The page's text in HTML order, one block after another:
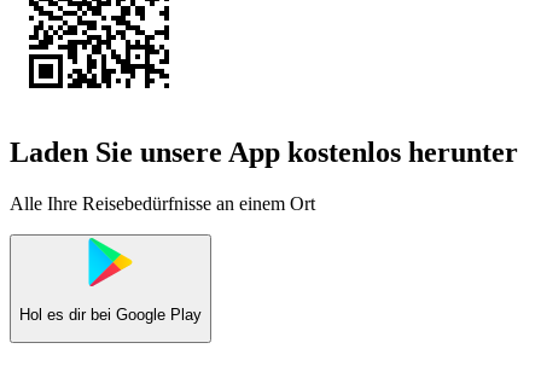
Laden Sie unsere App kostenlos herunter
Alle Ihre Reisebedürfnisse an einem Ort
Hol es dir bei Google Play